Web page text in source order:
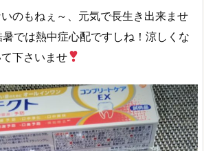
のもねぇ～、元気で長生き出来ませ
では熱中症心配ですしね！涼しくな
下さいませ